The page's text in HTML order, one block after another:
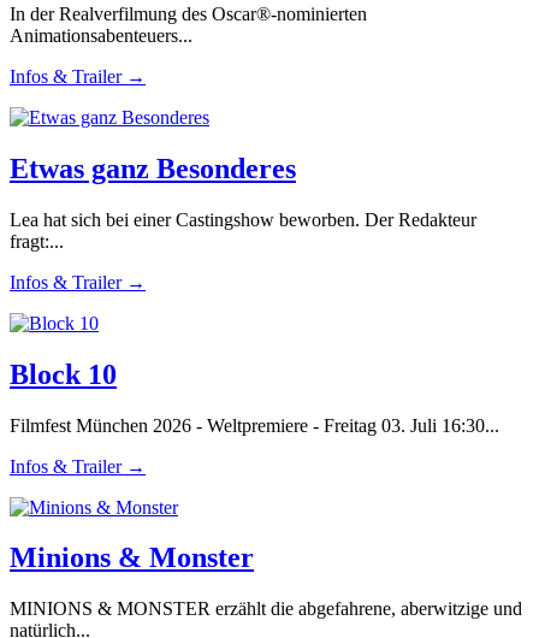
In der Realverfilmung des Oscar®-nominierten
Animationsabenteuers...
Infos & Trailer →
Etwas ganz Besonderes
Lea hat sich bei einer Castingshow beworben. Der Redakteur
fragt:...
Infos & Trailer →
Block 10
Filmfest München 2026 - Weltpremiere - Freitag 03. Juli 16:30...
Infos & Trailer →
Minions & Monster
MINIONS & MONSTER erzählt die abgefahrene, aberwitzige und
natürlich...